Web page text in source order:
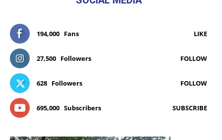
194,000 Fans LIKE
27,500 Followers FOLLOW
628 Followers FOLLOW
695,000 Subscribers SUBSCRIBE